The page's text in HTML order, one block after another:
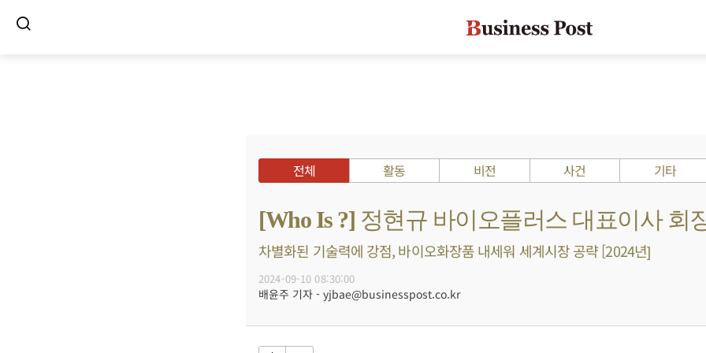
전체 활동 비전 사건 기타
[Who Is ?] 정현규 바이오플러스 대표이사 회
차별화된 기술력에 강점, 바이오화장품 내세워 세계시장 공략 [2024년]
2024-09-10 08:30:00
배윤주 기자 - yjbae@businesspost.co.kr